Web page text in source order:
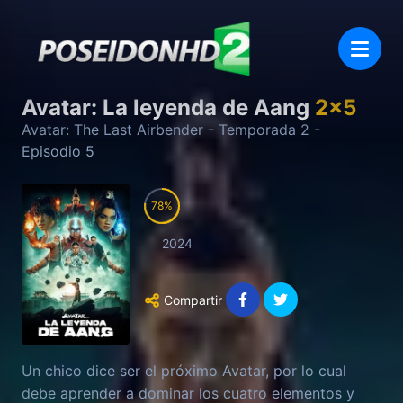
Avatar: La leyenda de Aang 2x5
Avatar: The Last Airbender - Temporada 2 -
Episodio 5
78
2024
Compartir
Un chico dice ser el próximo Avatar, por lo cual
debe aprender a dominar los cuatro elementos y